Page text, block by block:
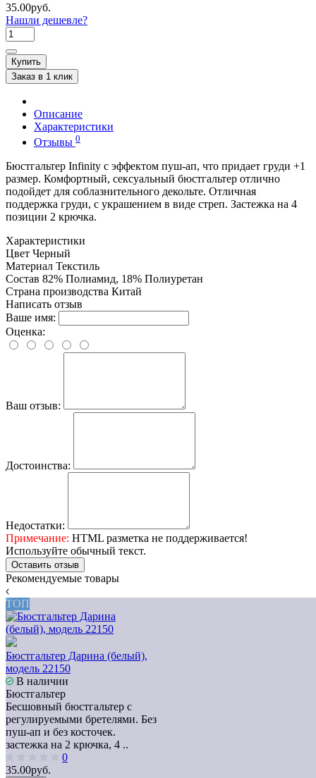
35.00руб.
Нашли дешевле?
Купить
Заказ в 1 клик
Описание
Характеристики
Отзывы 0
Бюстгальтер Infinity с эффектом пуш-ап, что придает груди +1
размер. Комфортный, сексуальный бюстгальтер отлично
подойдет для соблазнительного декольте. Отличная
поддержка груди, с украшением в виде стреп. Застежка на 4
позиции 2 крючка.
Характеристики
Цвет Черный
Материал Текстиль
Состав 82% Полиамид, 18% Полиуретан
Страна производства Китай
Написать отзыв
Ваше имя:
Оценка:
Ваш отзыв:
Достоинства:
Недостатки:
Примечание: HTML разметка не поддерживается!
Используйте обычный текст.
Оставить отзыв
Рекомендуемые товары
ТОП
Бюстгальтер Дарина (белый),
модель 22150
В наличии
Бюстгальтер
Бесшовный бюстгальтер с
регулируемыми бретелями. Без
пуш-ап и без косточек.
застежка на 2 крючка, 4 ..
0
35.00руб.